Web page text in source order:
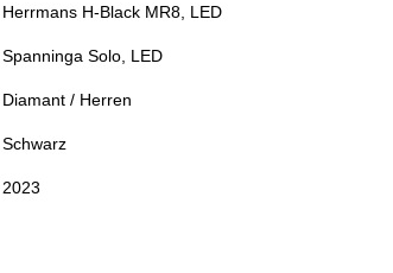
Herrmans H-Black MR8, LED
Spanninga Solo, LED
Diamant / Herren
Schwarz
2023